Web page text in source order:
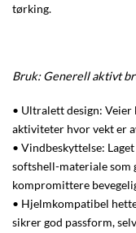
tørking.
Bruk: Generell aktivt
• Ultralett design: Veier
aktiviteter hvor vekt er
• Vindbeskyttelse:
softshell-materiale som
kompromittere
• Hjelmkompatibel
sikrer god passform,